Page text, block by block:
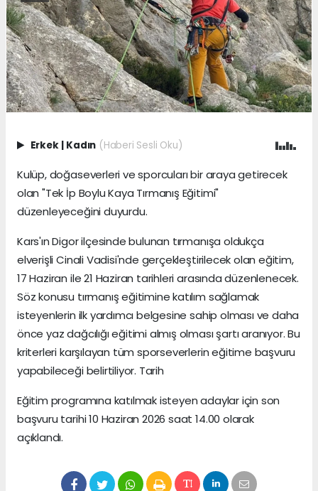
Erkek | Kadın (Haberi Sesli Oku)
Kulüp, doğaseverleri ve sporcuları bir araya getirecek
olan "Tek İp Boylu Kaya Tırmanış Eğitimi"
düzenleyeceğini duyurdu.
Kars'ın Digor ilçesinde bulunan tırmanışa oldukça
elverişli Cinali Vadisi'nde gerçekleştirilecek olan eğitim,
17 Haziran ile 21 Haziran tarihleri arasında düzenlenecek.
Söz konusu tırmanış eğitimine katılım sağlamak
isteyenlerin ilk yardımcı belgesine sahip olması ve daha
önce yaz dağcılığı eğitimi almış olması şartı aranıyor. Bu
kriterleri karşılayan tüm sporseverlerin eğitime başvuru
yapabileceği belirtiliyor. Tarih
Eğitim programına katılmak isteyen adaylar için son
başvuru tarihi 10 Haziran 2026 saat 14.00 olarak
açıklandı.